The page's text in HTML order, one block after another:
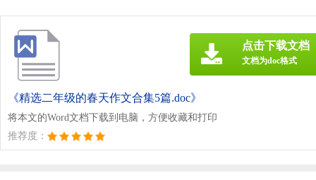
《精选二年级的春天作文合集5篇.doc》
将本文的Word文档下载到电脑，方便收藏和打印
推荐度：
点击下载文档
文档为doc格式